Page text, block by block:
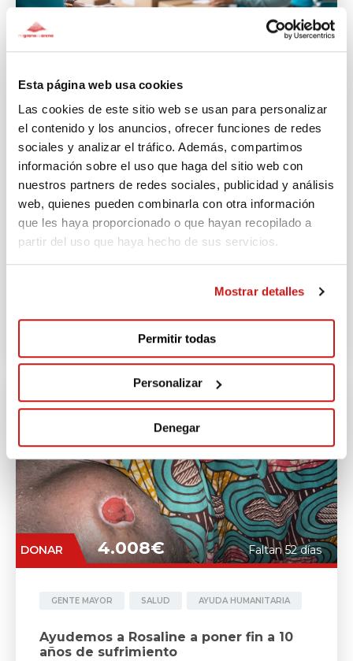
Esta página web usa cookies
Las cookies de este sitio web se usan para personalizar
el contenido y los anuncios, ofrecer funciones de redes
sociales y analizar el tráfico. Además, compartimos
información sobre el uso que haga del sitio web con
nuestros partners de redes sociales, publicidad y análisis
web, quienes pueden combinarla con otra información
que les haya proporcionado o que hayan recopilado a
partir del uso que haya hecho de sus servicios.
Mostrar detalles
Permitir todas
Personalizar
Denegar
DONAR 0€ Faltan 144 días
SALUD AYUDA HUMANITARIA
COOPERACIÓN INTERNACIONAL
Ayuda humanitaria Cuba
Envío de alimentos y productos de aseo
ASOCIACIÓN BATIYE
DONAR 4.008€ Faltan 52 días
GENTE MAYOR SALUD AYUDA HUMANITARIA
Ayudemos a Rosaline a poner fin a 10
años de sufrimiento